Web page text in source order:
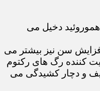
هموروئید دخیل می
افزایش سن نیز بیشتر می
کننده رگ های رکتوم
و دچار کشیدگی می